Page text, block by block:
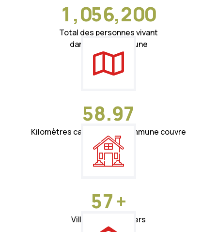
1 ,056,200
Total des personnes vivant
dans notre commune
58.97
Kilomètres carrés que la commune couvre
57+
Villages et quartiers